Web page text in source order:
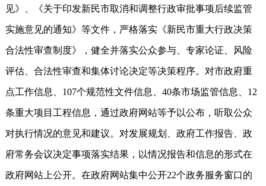
见》、《关于印发新民市取消和调整行政审批事项后续监管
实施意见的通知》等文件，严格落实《新民市重大行政决策
合法性审查制度》，健全并落实公众参与、专家论证、风险
评估、合法性审查和集体讨论决定等决策程序。对市政府重
点工作信息、107个规范性文件信息、40条市场监管信息、12
条重大项目工程信息，通过政府网站等予以公布，听取公众
对执行情况的意见和建议。对发展规划、政府工作报告、政
府常务会议决定事项落实结果，以情况报告和信息的形式在
政府网站上公开。在政府网站集中公开22个政务服务窗口的